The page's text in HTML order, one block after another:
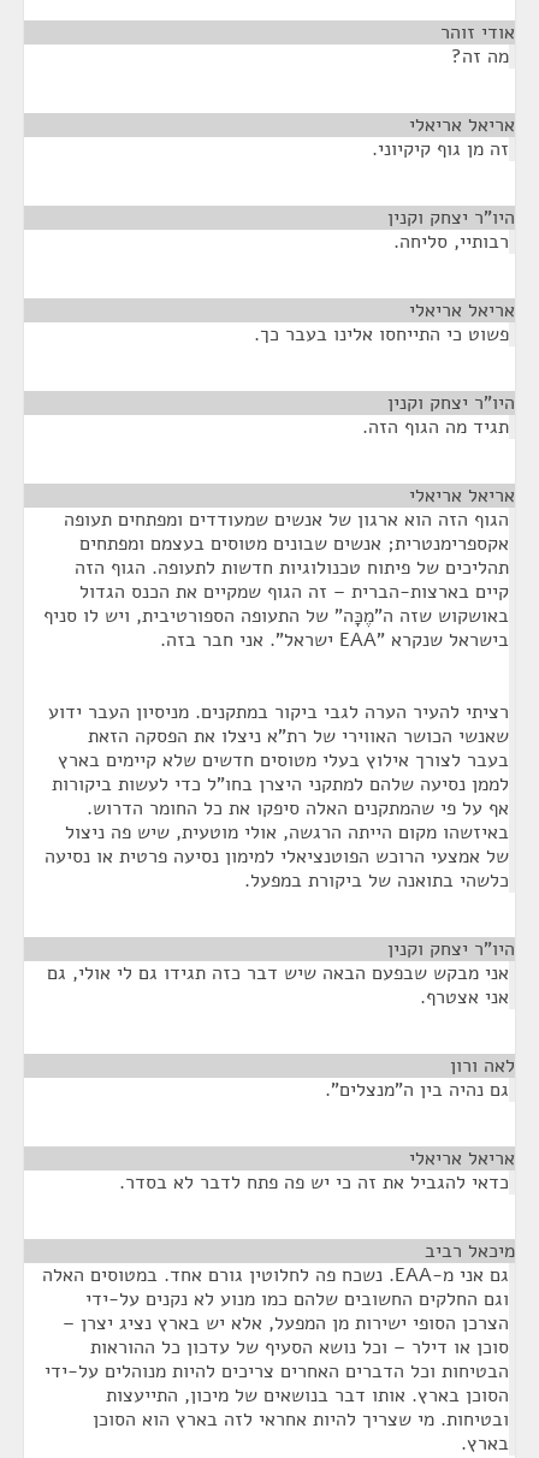
אודי זוהר
מה זה?
אריאל אריאלי
זה מן גוף קיקיוני.
היו"ר יצחק וקנין
רבותיי, סליחה.
אריאל אריאלי
פשוט כי התייחסו אלינו בעבר כך.
היו"ר יצחק וקנין
תגיד מה הגוף הזה.
אריאל אריאלי
הגוף הזה הוא ארגון של אנשים שמעודדים ומפתחים תעופה
אקספרימנטרית; אנשים שבונים מטוסים בעצמם ומפתחים
תהליכים של פיתוח טכנולוגיות חדשות לתעופה. הגוף הזה
קיים בארצות-הברית – זה הגוף שמקיים את הכנס הגדול
באושקוש שזה ה"מֶכָּה" של התעופה הספורטיבית, ויש לו סניף
בישראל שנקרא "EAA ישראל". אני חבר בזה.
רציתי להעיר הערה לגבי ביקור במתקנים. מניסיון העבר ידוע
שאנשי הכושר האווירי של רת"א ניצלו את הפסקה הזאת
בעבר לצורך אילוץ בעלי מטוסים חדשים שלא קיימים בארץ
לממן נסיעה שלהם למתקני היצרן בחו"ל כדי לעשות ביקורות
אף על פי שהמתקנים האלה סיפקו את כל החומר הדרוש.
באיזשהו מקום הייתה הרגשה, אולי מוטעית, שיש פה ניצול
של אמצעי הרוכש הפוטנציאלי למימון נסיעה פרטית או נסיעה
כלשהי בתואנה של ביקורת במפעל.
היו"ר יצחק וקנין
אני מבקש שבפעם הבאה שיש דבר כזה תגידו גם לי אולי, גם
אני אצטרף.
לאה ורון
גם נהיה בין ה"מנצלים".
אריאל אריאלי
כדאי להגביל את זה כי יש פה פתח לדבר לא בסדר.
מיכאל רביב
גם אני מ-EAA. נשכח פה לחלוטין גורם אחד. במטוסים האלה
וגם החלקים החשובים שלהם כמו מנוע לא נקנים על-ידי
הצרכן הסופי ישירות מן המפעל, אלא יש בארץ נציג יצרן –
סוכן או דילר – וכל נושא הסעיף של עדכון כל ההוראות
הבטיחות וכל הדברים האחרים צריכים להיות מנוהלים על-ידי
הסוכן בארץ. אותו דבר בנושאים של מיכון, התייעצות
ובטיחות. מי שצריך להיות אחראי לזה בארץ הוא הסוכן
בארץ.